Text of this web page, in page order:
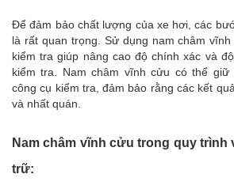
Để đảm bảo chất lượng của xe hơi, các
là rất quan trọng. Sử dụng nam châm
kiểm tra giúp nâng cao độ chính xác và
kiểm tra. Nam châm vĩnh cửu có thể giữ
công cụ kiểm tra, đảm bảo rằng các kết
và nhất quán.
Nam châm vĩnh cửu trong quy trình
trữ: